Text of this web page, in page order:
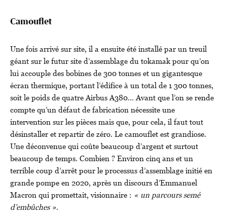
Camouflet
Une fois arrivé sur site, il a ensuite été installé par un treuil
géant sur le futur site d’assemblage du tokamak pour qu’on
lui accouple des bobines de 300 tonnes et un gigantesque
écran thermique, portant l’édifice à un total de 1 300 tonnes,
soit le poids de quatre Airbus A380… Avant que l’on se rende
compte qu’un défaut de fabrication nécessite une
intervention sur les pièces mais que, pour cela, il faut tout
désinstaller et repartir de zéro. Le camouflet est grandiose.
Une déconvenue qui coûte beaucoup d’argent et surtout
beaucoup de temps. Combien ? Environ cinq ans et un
terrible coup d’arrêt pour le processus d’assemblage initié en
grande pompe en 2020, après un discours d’Emmanuel
Macron qui promettait, visionnaire : « un parcours semé
d’embûches ».